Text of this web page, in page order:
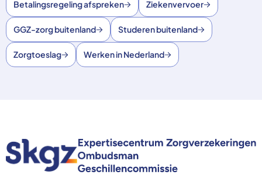
Betalingsregeling afspreken Ziekenvervoer
GGZ-zorg buitenland Studeren buitenland
Zorgtoeslag Werken in Nederland